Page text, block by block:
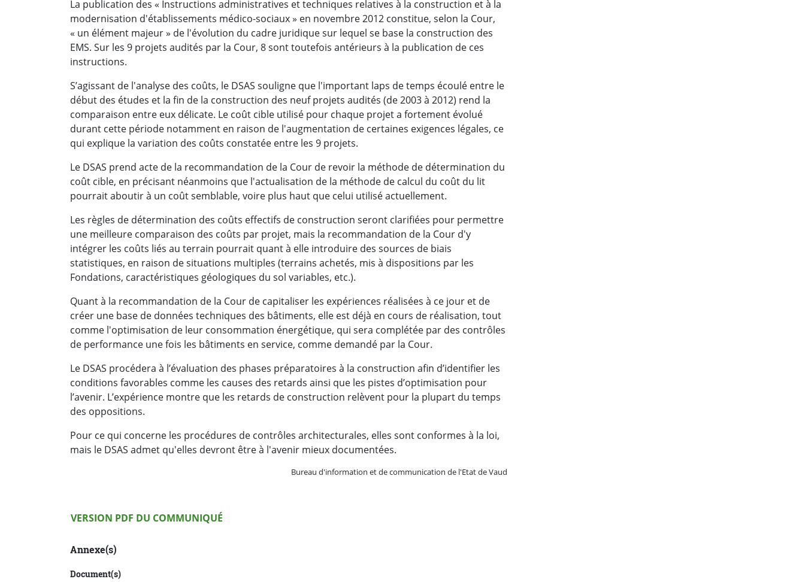
La publication des « Instructions administratives et techniques relatives à la construction et à la
modernisation d'établissements médico-sociaux » en novembre 2012 constitue, selon la Cour,
« un élément majeur » de l'évolution du cadre juridique sur lequel se base la construction des
EMS. Sur les 9 projets audités par la Cour, 8 sont toutefois antérieurs à la publication de ces
instructions.
S’agissant de l'analyse des coûts, le DSAS souligne que l'important laps de temps écoulé entre le
début des études et la fin de la construction des neuf projets audités (de 2003 à 2012) rend la
comparaison entre eux délicate. Le coût cible utilisé pour chaque projet a fortement évolué
durant cette période notamment en raison de l'augmentation de certaines exigences légales, ce
qui explique la variation des coûts constatée entre les 9 projets.
Le DSAS prend acte de la recommandation de la Cour de revoir la méthode de détermination du
coût cible, en précisant néanmoins que l'actualisation de la méthode de calcul du coût du lit
pourrait aboutir à un coût semblable, voire plus haut que celui utilisé actuellement.
Les règles de détermination des coûts effectifs de construction seront clarifiées pour permettre
une meilleure comparaison des coûts par projet, mais la recommandation de la Cour d'y
intégrer les coûts liés au terrain pourrait quant à elle introduire des sources de biais
statistiques, en raison de situations multiples (terrains achetés, mis à dispositions par les
Fondations, caractéristiques géologiques du sol variables, etc.).
Quant à la recommandation de la Cour de capitaliser les expériences réalisées à ce jour et de
créer une base de données techniques des bâtiments, elle est déjà en cours de réalisation, tout
comme l'optimisation de leur consommation énergétique, qui sera complétée par des contrôles
de performance une fois les bâtiments en service, comme demandé par la Cour.
Le DSAS procédera à l’évaluation des phases préparatoires à la construction afin d’identifier les
conditions favorables comme les causes des retards ainsi que les pistes d’optimisation pour
l’avenir. L’expérience montre que les retards de construction relèvent pour la plupart du temps
des oppositions.
Pour ce qui concerne les procédures de contrôles architecturales, elles sont conformes à la loi,
mais le DSAS admet qu'elles devront être à l'avenir mieux documentées.
Bureau d'information et de communication de l'Etat de Vaud
Version PDF
VERSION PDF DU COMMUNIQUÉ
Annexe(s)
Document(s)